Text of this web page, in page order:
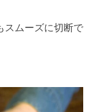
スムーズに切断で